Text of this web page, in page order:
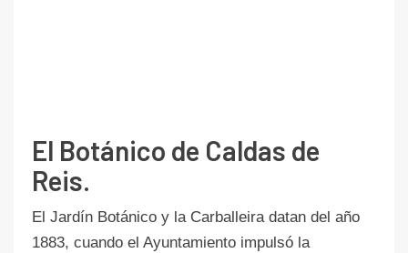
El Botánico de Caldas de
Reis.
El Jardín Botánico y la Carballeira datan del año
1883, cuando el Ayuntamiento impulsó la